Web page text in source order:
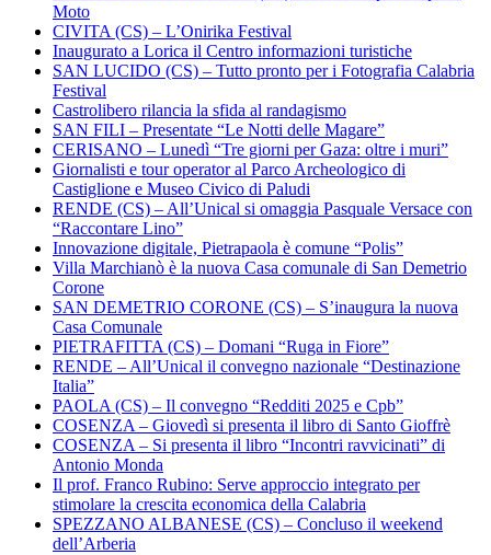
Moto
CIVITA (CS) – L’Onirika Festival
Inaugurato a Lorica il Centro informazioni turistiche
SAN LUCIDO (CS) – Tutto pronto per i Fotografia Calabria
Festival
Castrolibero rilancia la sfida al randagismo
SAN FILI – Presentate “Le Notti delle Magare”
CERISANO – Lunedì “Tre giorni per Gaza: oltre i muri”
Giornalisti e tour operator al Parco Archeologico di
Castiglione e Museo Civico di Paludi
RENDE (CS) – All’Unical si omaggia Pasquale Versace con
“Raccontare Lino”
Innovazione digitale, Pietrapaola è comune “Polis”
Villa Marchianò è la nuova Casa comunale di San Demetrio
Corone
SAN DEMETRIO CORONE (CS) – S’inaugura la nuova
Casa Comunale
PIETRAFITTA (CS) – Domani “Ruga in Fiore”
RENDE – All’Unical il convegno nazionale “Destinazione
Italia”
PAOLA (CS) – Il convegno “Redditi 2025 e Cpb”
COSENZA – Giovedì si presenta il libro di Santo Gioffrè
COSENZA – Si presenta il libro “Incontri ravvicinati” di
Antonio Monda
Il prof. Franco Rubino: Serve approccio integrato per
stimolare la crescita economica della Calabria
SPEZZANO ALBANESE (CS) – Concluso il weekend
dell’Arberia